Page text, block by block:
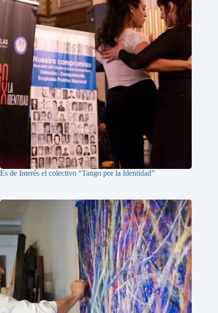
Es de Interés el colectivo “Tango por la Identidad”